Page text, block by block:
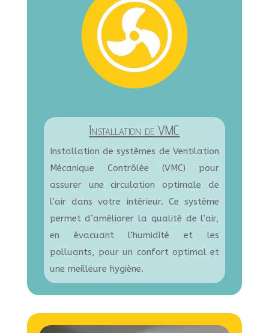
Installation de VMC
Installation de systèmes de Ventilation
Mécanique Contrôlée (VMC) pour
assurer une circulation optimale de
l’air dans votre intérieur. Ce système
permet d’améliorer la qualité de l’air,
en évacuant l’humidité et les
polluants, pour un confort optimal et
une meilleure hygiène.